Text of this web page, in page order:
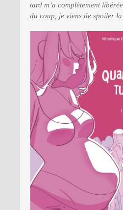
tard m’a complètement
du coup, je viens de spoiler